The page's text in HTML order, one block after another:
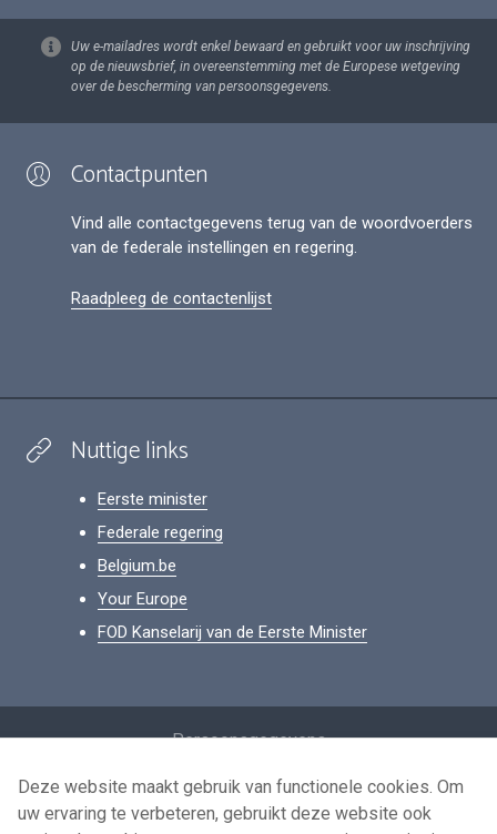
Uw e-mailadres wordt enkel bewaard en gebruikt voor uw inschrijving
op de nieuwsbrief, in overeenstemming met de Europese wetgeving
over de bescherming van persoonsgegevens.
Contactpunten
Vind alle contactgegevens terug van de woordvoerders
van de federale instellingen en regering.
Raadpleeg de contactenlijst
Nuttige links
Eerste minister
Federale regering
Belgium.be
Your Europe
FOD Kanselarij van de Eerste Minister
Persoonsgegevens
Voorwaarden voor het hergebruik
Contacteer ons
Deze website maakt gebruik van functionele cookies. Om
uw ervaring te verbeteren, gebruikt deze website ook